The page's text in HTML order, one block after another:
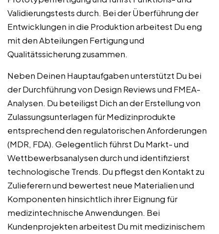
Validierungstests durch. Bei der Überführung der
Entwicklungen in die Produktion arbeitest Du eng
mit den Abteilungen Fertigung und
Qualitätssicherung zusammen.
Neben Deinen Hauptaufgaben unterstützt Du bei
der Durchführung von Design Reviews und FMEA-
Analysen. Du beteiligst Dich an der Erstellung von
Zulassungsunterlagen für Medizinprodukte
entsprechend den regulatorischen Anforderungen
(MDR, FDA). Gelegentlich führst Du Markt- und
Wettbewerbsanalysen durch und identifizierst
technologische Trends. Du pflegst den Kontakt zu
Zulieferern und bewertest neue Materialien und
Komponenten hinsichtlich ihrer Eignung für
medizintechnische Anwendungen. Bei
Kundenprojekten arbeitest Du mit medizinischem